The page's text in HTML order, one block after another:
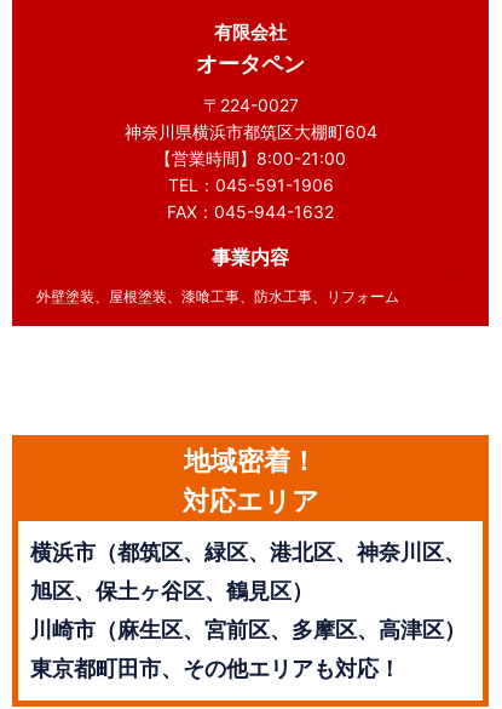
有限会社
オータペン
〒224-0027
神奈川県横浜市都筑区大棚町604
【営業時間】8:00-21:00
TEL：045-591-1906
FAX：045-944-1632
事業内容
外壁塗装、屋根塗装、漆喰工事、防水工事、リフォーム
地域密着！
対応エリア
横浜市（都筑区、緑区、港北区、神奈川区、
旭区、保土ヶ谷区、鶴見区）
川崎市（麻生区、宮前区、多摩区、高津区）
東京都町田市、その他エリアも対応！